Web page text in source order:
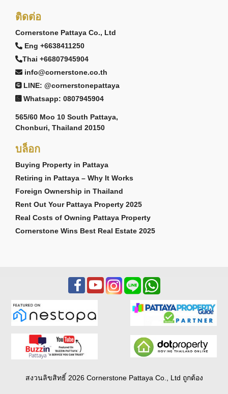
ติดต่อ
Cornerstone Pattaya Co., Ltd
Eng +6638411250
Thai +66807945904
info@cornerstone.co.th
LINE: @cornerstonepattaya
Whatsapp: 0807945904
565/60 Moo 10 South Pattaya,
Chonburi, Thailand 20150
บล็อก
Buying Property in Pattaya
Retiring in Pattaya – Why It Works
Foreign Ownership in Thailand
Rent Out Your Pattaya Property 2025
Real Costs of Owning Pattaya Property
Cornerstone Wins Best Real Estate 2025
สงวนลิขสิทธิ์ 2026 Cornerstone Pattaya Co., Ltd ถูกต้อง